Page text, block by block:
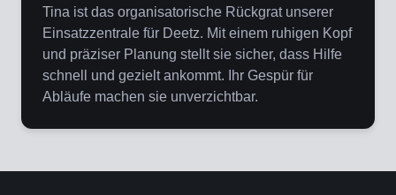
Tina ist das organisatorische Rückgrat unserer
Einsatzzentrale für Deetz. Mit einem ruhigen Kopf
und präziser Planung stellt sie sicher, dass Hilfe
schnell und gezielt ankommt. Ihr Gespür für
Abläufe machen sie unverzichtbar.